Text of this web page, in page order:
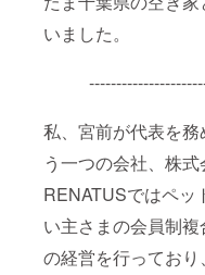
いました。
私、宮前が代表を務
う一つの会社、株式
RENATUSではペッ
い主さまの会員制複
の経営を行っており